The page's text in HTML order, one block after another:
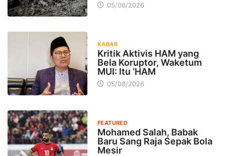
05/08/2026
KABAR
Kritik Aktivis HAM yang
Bela Koruptor, Waketum
MUI: Itu ‘HAM
05/08/2026
FEATURED
Mohamed Salah, Babak
Baru Sang Raja Sepak Bola
Mesir